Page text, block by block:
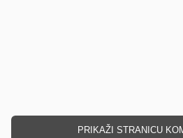
PRIKAŽI STRANICU